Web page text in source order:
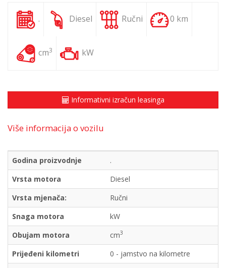
. Diesel Ručni 0 km
cm3 kW
Informativni izračun leasinga
Više informacija o vozilu
Godina proizvodnje
.
Vrsta motora
Diesel
Vrsta mjenača:
Ručni
Snaga motora
kW
Obujam motora
cm3
Prijeđeni kilometri
0 - jamstvo na kilometre